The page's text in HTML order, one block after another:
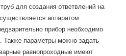
для создания ответвлений на
аппаратом
прибор необходимо
Также параметры можно задать
равнопроходные имеют